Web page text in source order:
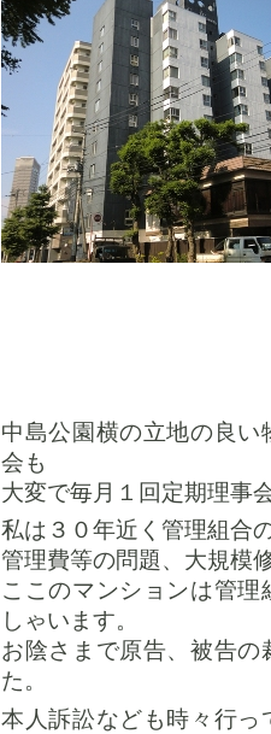
中島公園横の立地の良
会も
大変で毎月１回定期理事
私は３０年近く管理組合
管理費等の問題、大規模
ここのマンションは管
しゃいます。
お陰さまで原告、被告
た。
本人訴訟なども時々行